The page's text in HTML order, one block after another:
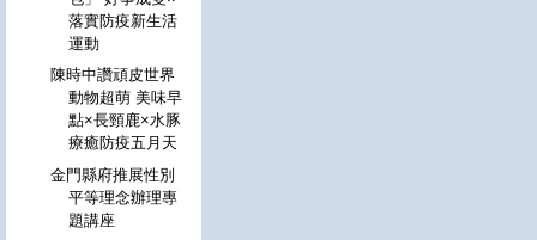
落實防疫新生活
運動
陳時中讚頑皮世界
動物超萌 美味早
點×長頸鹿×水豚
療癒防疫五月天
金門縣府推展性別
平等理念辦理專
題講座